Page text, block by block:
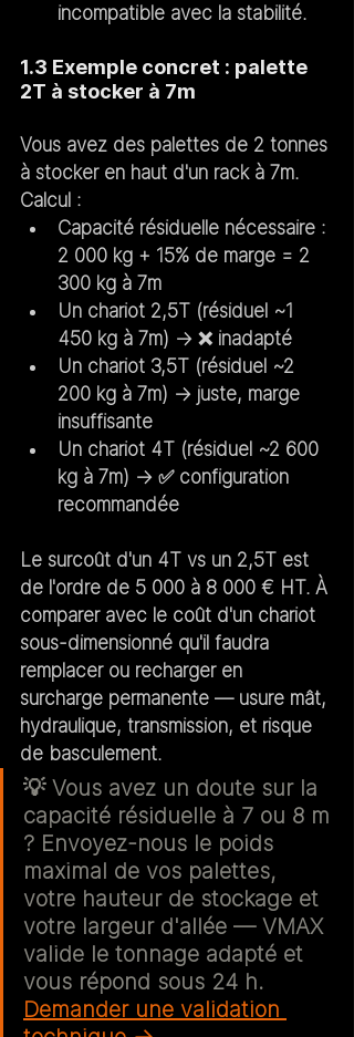
incompatible avec la stabilité.
1.3 Exemple concret : palette
2T à stocker à 7m
Vous avez des palettes de 2 tonnes
à stocker en haut d'un rack à 7m.
Calcul :
Capacité résiduelle nécessaire :
2 000 kg + 15% de marge = 2
300 kg à 7m
Un chariot 2,5T (résiduel ~1
450 kg à 7m) → ❌ inadapté
Un chariot 3,5T (résiduel ~2
200 kg à 7m) → juste, marge
insuffisante
Un chariot 4T (résiduel ~2 600
kg à 7m) → ✅ configuration
recommandée
Le surcoût d'un 4T vs un 2,5T est
de l'ordre de 5 000 à 8 000 € HT. À
comparer avec le coût d'un chariot
sous-dimensionné qu'il faudra
remplacer ou recharger en
surcharge permanente — usure mât,
hydraulique, transmission, et risque
de basculement.
💡 Vous avez un doute sur la
capacité résiduelle à 7 ou 8 m
? Envoyez-nous le poids
maximal de vos palettes,
votre hauteur de stockage et
votre largeur d'allée — VMAX
valide le tonnage adapté et
vous répond sous 24 h.
Demander une validation